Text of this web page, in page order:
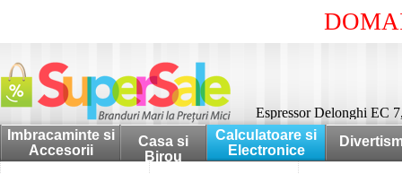
Espressor Delonghi EC
Imbracaminte si
Accesorii
Casa si
Birou
Calculatoare si
Electronice